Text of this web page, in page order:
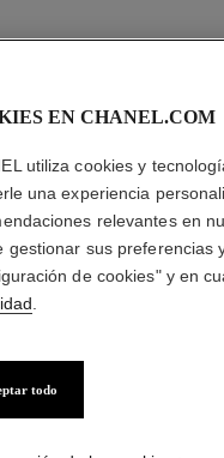
EN CHANEL.COM
utiliza cookies y
una experiencia
relevantes en
gestionar sus preferencias
de cookies" y en
todo